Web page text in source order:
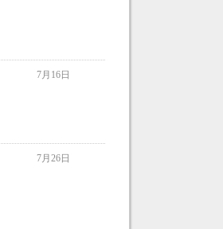
7月16日
7月26日